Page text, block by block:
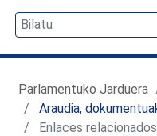
Parlamentuko Jarduera
Araudia,
Enlaces